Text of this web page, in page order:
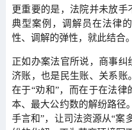
更重要的是，法院并未放
典型案例，调解员在法律
性、调解的弹性，就此结合。
正如办案法官所说，商事
济账，也是民生账、关系
在于“劝和”，而在于在法
本、最大公约数的解纷路径
手言和”，让司法资源从“